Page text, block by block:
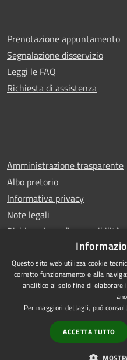
Prenotazione appuntamento
Segnalazione disservizio
Leggi le FAQ
Richiesta di assistenza
Amministrazione trasparente
Albo pretorio
Informativa privacy
Note legali
Dichiarazione di accessibilità
RSS
Accessibilità
Questo sito web utilizza cookie
corretto funzionamento e alla
analitico al solo fine di
Per maggiori dettagli, può
ACCETTA TUTTO